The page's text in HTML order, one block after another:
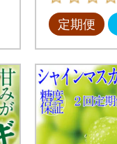
定期便